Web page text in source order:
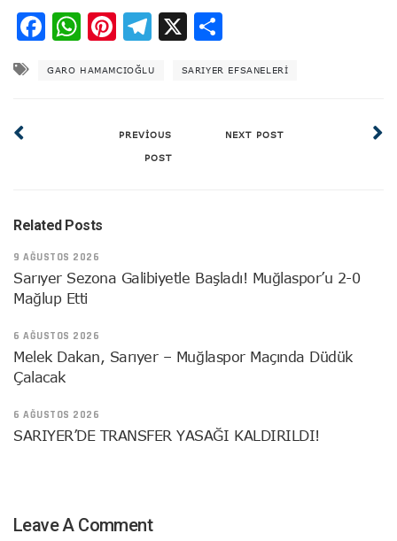
Facebook
WhatsApp
Pinterest
Telegram
X
GARO HAMAMCIOĞLU SARIYER EFSANELERI
PREVIOUS
POST
NEXT POST
Related Posts
9 AĞUSTOS 2026
Sarıyer Sezona Galibiyetle Başladı! Muğlaspor’u 2-0
Mağlup Etti
6 AĞUSTOS 2026
Melek Dakan, Sarıyer – Muğlaspor Maçında Düdük
Çalacak
6 AĞUSTOS 2026
SARIYER’DE TRANSFER YASAĞI KALDIRILDI!
Leave A Comment